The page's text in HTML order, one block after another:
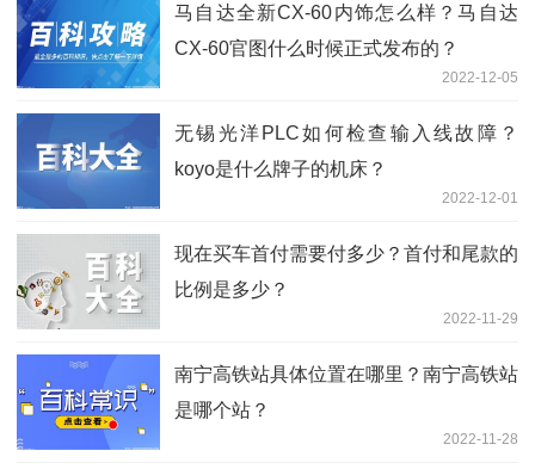
马自达全新CX-60内饰怎么样？马自达
CX-60官图什么时候正式发布的？
2022-12-05
无锡光洋PLC如何检查输入线故障？
koyo是什么牌子的机床？
2022-12-01
现在买车首付需要付多少？首付和尾款的
比例是多少？
2022-11-29
南宁高铁站具体位置在哪里？南宁高铁站
是哪个站？
2022-11-28